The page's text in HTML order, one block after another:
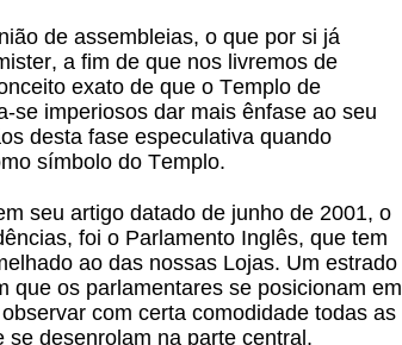
de assembleias, o que por si já
a fim de que nos livremos de
exato de que o Templo de
se imperiosos dar mais ênfase ao seu
desta fase especulativa quando
símbolo do Templo.
seu artigo datado de junho de 2001, o
foi o Parlamento Inglês, que tem
ao das nossas Lojas. Um estrado
que os parlamentares se posicionam em
com certa comodidade todas as
desenrolam na parte central,